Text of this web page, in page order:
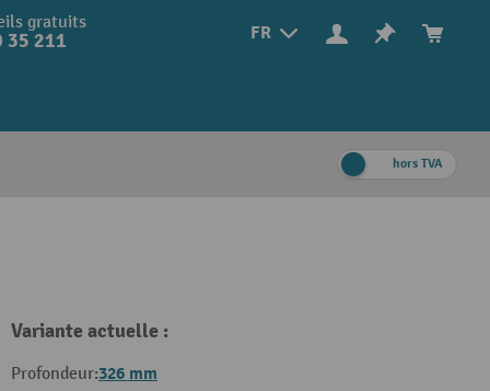
FR
gratuits
35 211
hors TVA
Variante actuelle :
Profondeur:326 mm